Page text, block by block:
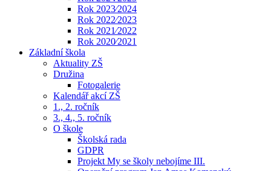
Rok 2023⁄2024
Rok 2022⁄2023
Rok 2021⁄2022
Rok 2020⁄2021
Základní škola
Aktuality ZŠ
Družina
Fotogalerie
Kalendář akcí ZŠ
1., 2. ročník
3., 4., 5. ročník
O škole
Školská rada
GDPR
Projekt My se školy nebojíme III.